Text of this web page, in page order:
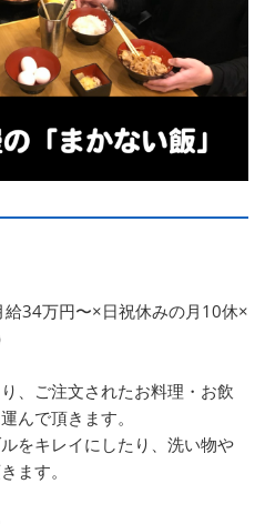
34万円〜×日祝休みの月10休×
、ご注文されたお料理・お飲
んで頂きます。
をキレイにしたり、洗い物や
ます。